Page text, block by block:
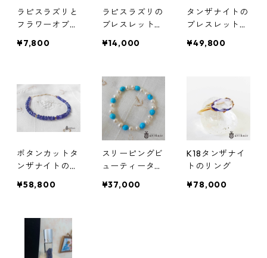
ラピスラズリと
フラワーオブラ
ブレスレット
¥7,800
ラピスラズリの
ブレスレット
¥14,000
タンザナイトの
ブレスレット
¥49,800
ボタンカットタ
ンザナイトのマ
レット
¥58,800
スリーピングビ
ューティーター
ールのブレスレ
¥37,000
K18タンザナイ
トのリング
¥78,000